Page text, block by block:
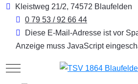
Kleistweg 21/2, 74572 Blaufelden
0 79 53 / 92 66 44
Diese E-Mail-Adresse ist vor
Anzeige muss JavaScript
Mobile Menu Toggle